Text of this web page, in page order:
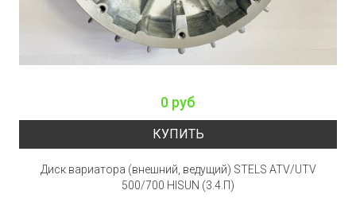
0 руб
КУПИТЬ
Диск вариатора (внешний, ведущий) STELS ATV/UTV
500/700 HISUN (3.4.П)